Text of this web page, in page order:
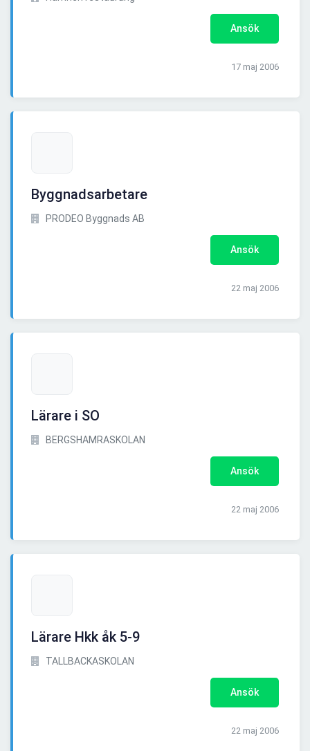
Ansök
17 maj 2006
Byggnadsarbetare
PRODEO Byggnads AB
Ansök
22 maj 2006
Lärare i SO
BERGSHAMRASKOLAN
Ansök
22 maj 2006
Lärare Hkk åk 5-9
TALLBACKASKOLAN
Ansök
22 maj 2006